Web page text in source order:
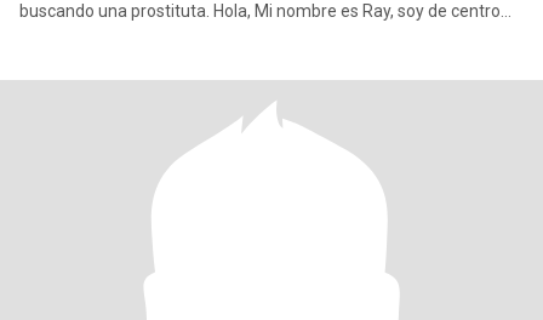
buscando una prostituta. Hola, Mi nombre es Ray, soy de centro